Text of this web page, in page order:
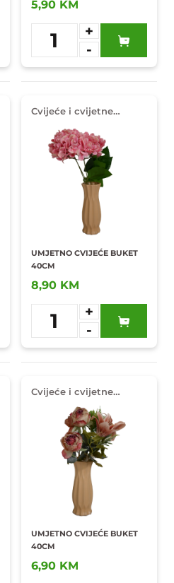
5,90 KM
1
+
-
Dodaj u
omiljene
Cvijeće i cvijetne
UMJETNO CVIJEĆE BUKET
40CM
8,90 KM
1
+
-
Dodaj u
omiljene
Cvijeće i cvijetne
UMJETNO CVIJEĆE BUKET
40CM
6,90 KM